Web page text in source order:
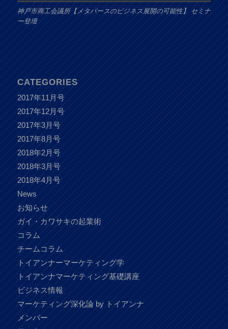
神戸市商工会議所【メタバースのビジネス展開の可能性】 セミナ
ー登壇
CATEGORIES
2017年11月号
2017年12月号
2017年3月号
2017年8月号
2018年2月号
2018年3月号
2018年4月号
News
お知らせ
ガイ・カワサキの起業術
コラム
チームコラム
トイアンナーマーケティング学
トイアンナマーケティング基礎講座
ビジネス情報
マーケティング深化論 by トイアンナ
メンバー